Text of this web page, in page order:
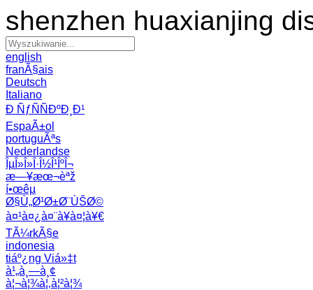
shenzhen huaxianjing
english
franÃ§ais
Deutsch
Italiano
Ð ÑƒÑÑÐºÐ¸Ð¹
EspaÃ±ol
portuguÃªs
Nederlandse
ÎµÎ»Î»Î·Î½Î¹ÎºÎ¬
æ—¥æœ¬èªž
í•œêµ­
Ø§Ù„Ø¹Ø±Ø¨ÙŠØ©
à¤¹à¤¿à¤¨à¥à¤¦à¥€
TÃ¼rkÃ§e
indonesia
tiáº¿ng Viá»‡t
à¹„à¸—à¸¢
à¦¬à¦¾à¦‚à¦²à¦¾